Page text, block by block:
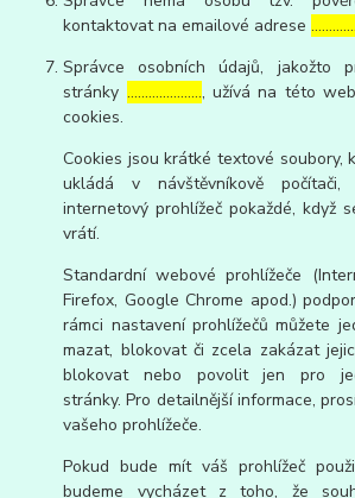
kontaktovat na emailové adrese
Správce osobních údajů, jakožto
stránky …………………, užívá na této
cookies.
Cookies jsou krátké textové soubory,
ukládá v návštěvníkově
internetový prohlížeč pokaždé, když
vrátí.
Standardní webové prohlížeče
Firefox, Google Chrome apod.)
rámci nastavení prohlížečů můžete
mazat, blokovat či zcela zakázat
blokovat nebo povolit jen pro
stránky. Pro detailnější informace,
vašeho prohlížeče.
Pokud bude mít váš prohlížeč
budeme vycházet z toho, že